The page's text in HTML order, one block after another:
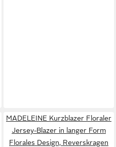
MADELEINE Kurzblazer Floraler
Jersey-Blazer in langer Form
Florales Design, Reverskragen